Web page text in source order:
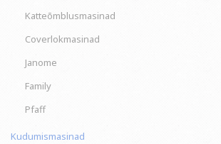
Katteõmblusmasinad
Coverlokmasinad
Janome
Family
Pfaff
Kudumismasinad